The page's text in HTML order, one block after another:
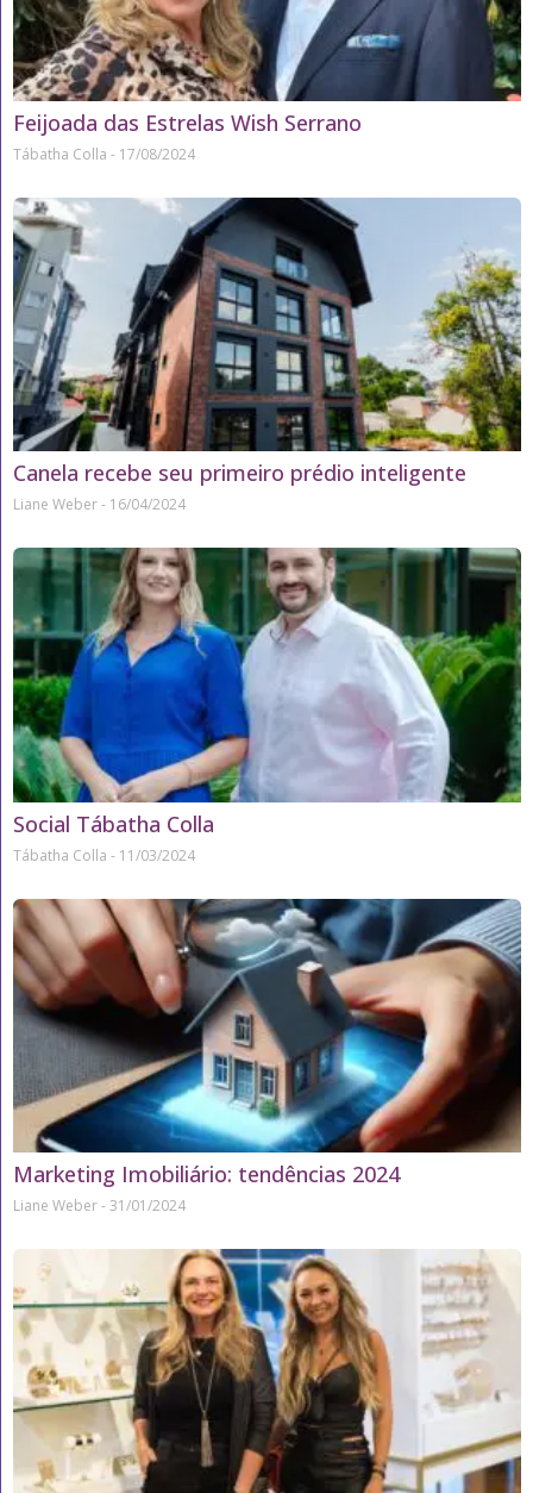
Feijoada das Estrelas Wish Serrano
Tábatha Colla 17/08/2024
Canela recebe seu primeiro prédio inteligente
Liane Weber 16/04/2024
Social Tábatha Colla
Tábatha Colla 11/03/2024
Marketing Imobiliário: tendências 2024
Liane Weber 31/01/2024